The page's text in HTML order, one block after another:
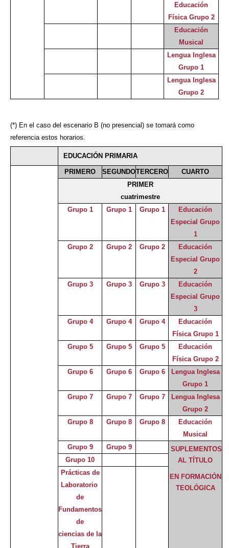
Educación
Física Grupo 2
Educación
Musical
Lengua Inglesa
Grupo 1
Lengua Inglesa
Grupo 2
(*) En el caso del escenario B (no presencial) se tomará como
referencia estos horarios.
EDUCACIÓN PRIMARIA
PRIMERO SEGUNDOTERCERO
CUARTO
PRIMER
cuatrimestre
Grupo 1
Grupo 1 Grupo 1
Educación
Especial Grupo
1
Grupo 2
Grupo 2 Grupo 2
Educación
Especial Grupo
2
Grupo 3
Grupo 3 Grupo 3
Educación
Especial Grupo
3
Grupo 4
Grupo 4 Grupo 4
Educación
Física Grupo 1
Grupo 5
Grupo 5 Grupo 5
Educación
Física Grupo 2
Grupo 6
Grupo 6 Grupo 6
Lengua Inglesa
Grupo 1
Grupo 7
Grupo 7 Grupo 7
Lengua Inglesa
Grupo 2
Grupo 8
Grupo 8 Grupo 8
Educación
Musical
Grupo 9
Grupo 9
SUPLEMENTOS
AL TÍTULO
EN FORMACIÓN
TEOLÓGICA
Grupo 10
Prácticas de
Laboratorio
de
Fundamentos
de
ciencias de la
Tierra